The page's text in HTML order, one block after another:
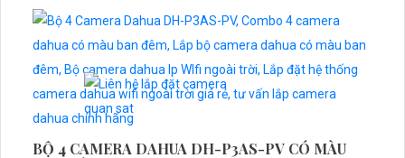
BỘ 4 CAMERA DAHUA DH-P3AS-PV CÓ MÀU